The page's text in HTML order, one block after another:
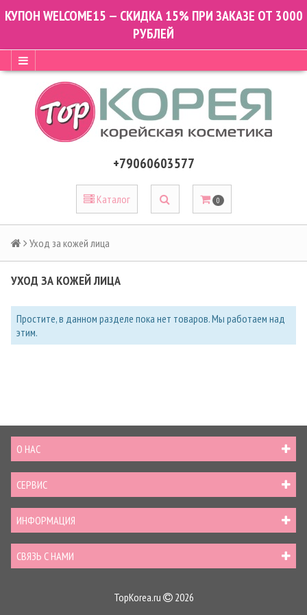
КУПОН WELCOME15 — СКИДКА 15% ПРИ ЗАКАЗЕ ОТ 3000
РУБЛЕЙ
+79060603577
Каталог 0
Уход за кожей лица
УХОД ЗА КОЖЕЙ ЛИЦА
Простите, в данном разделе пока нет товаров. Мы работаем над
этим.
О НАС
СЕРВИС
ИНФОРМАЦИЯ
СВЯЗЬ С НАМИ
TopKorea.ru 2026